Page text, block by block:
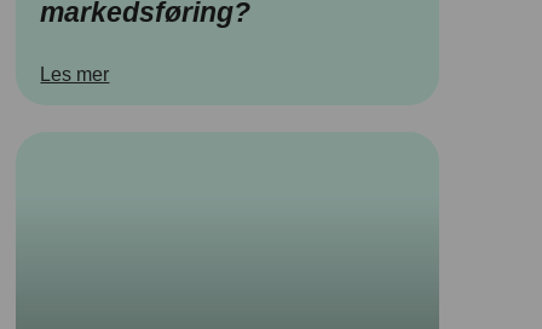
markedsføring?
Les mer